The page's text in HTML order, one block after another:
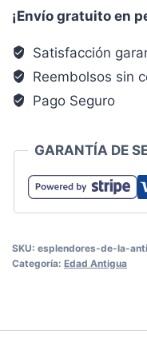
ANTIGUA
PERSIA*
EDC.
LU
ILUSTRADO
¡Envío gratuito en
Satisfacción
Reembolsos sin
Pago Seguro
GARANTÍA DE
SKU: esplendores-de-la-
Categoría: Edad Antigua